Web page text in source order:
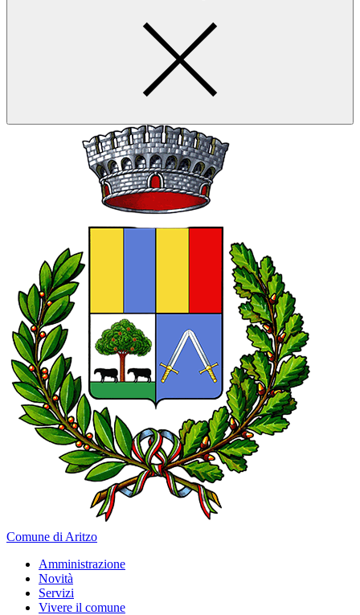
Comune di Aritzo
Amministrazione
Novità
Servizi
Vivere il comune